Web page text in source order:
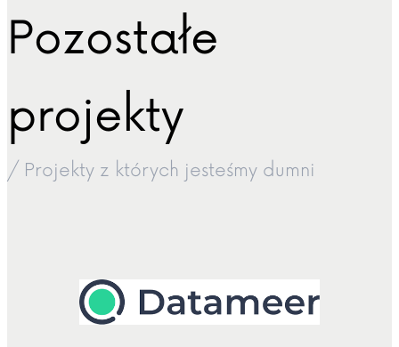
Pozostałe
projekty
/ Projekty z których jesteśmy dumni